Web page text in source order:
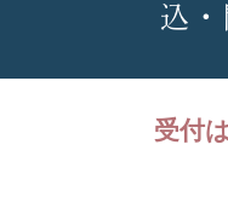
込
受付